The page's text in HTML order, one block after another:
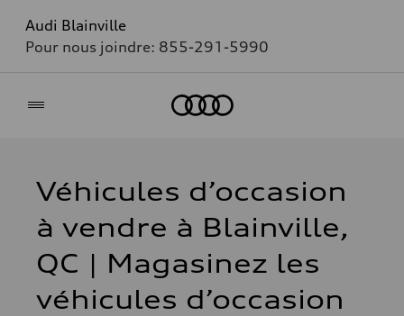
Audi Blainville
Pour nous joindre: 855-291-5990
Véhicules d’occasion
à vendre à Blainville,
QC | Magasinez les
véhicules d’occasion